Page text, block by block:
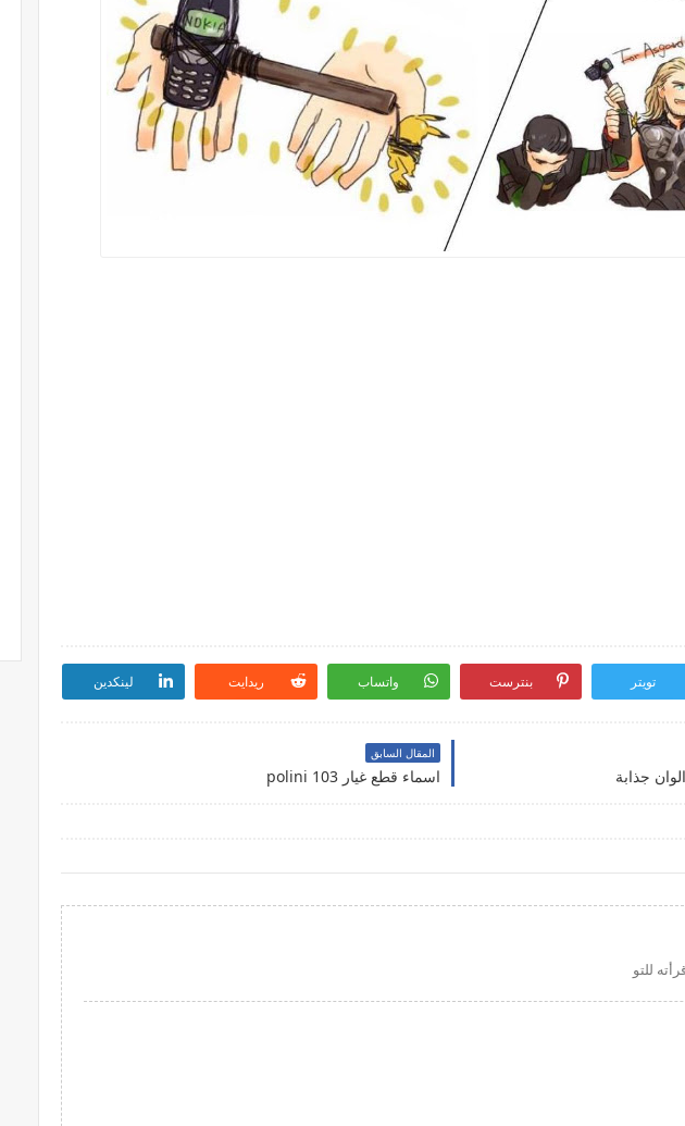
تويتر بنترست واتساب ريدايت لينكدين
المقال السابق
اسماء قطع غيار polini 103
للتو